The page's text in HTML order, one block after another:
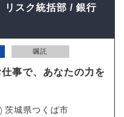
スク統括部 / 銀行
嘱託
事で、あなたの力を
茨城県つくば市